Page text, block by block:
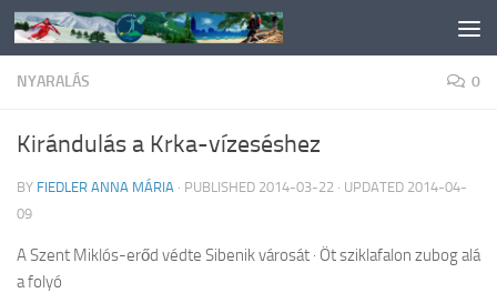
Skip to content
NYARALÁS 0
Kirándulás a Krka-vízeséshez
BY FIEDLER ANNA MÁRIA · PUBLISHED 2014-03-22 · UPDATED 2014-04-
09
A Szent Miklós-erőd védte Sibenik városát · Öt sziklafalon zubog alá
a folyó